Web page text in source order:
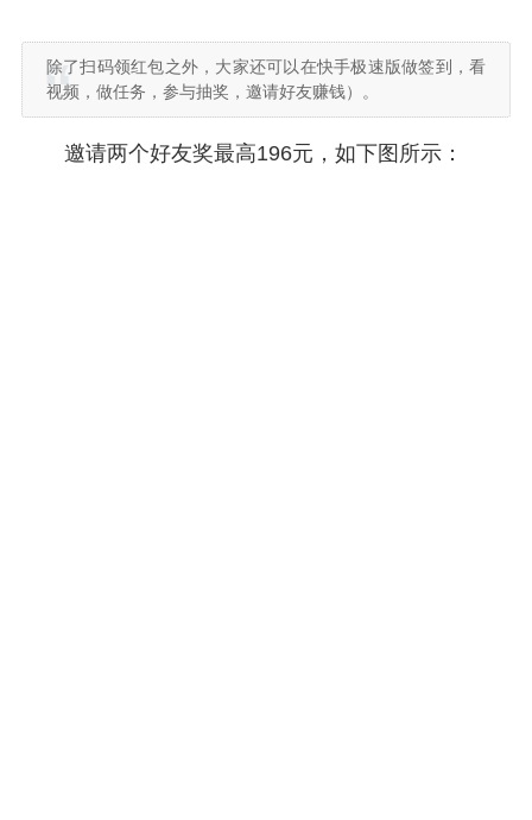
除了扫码领红包之外，大家还可以在快手极速版做签到，看
视频，做任务，参与抽奖，邀请好友赚钱）。
邀请两个好友奖最高196元，如下图所示：